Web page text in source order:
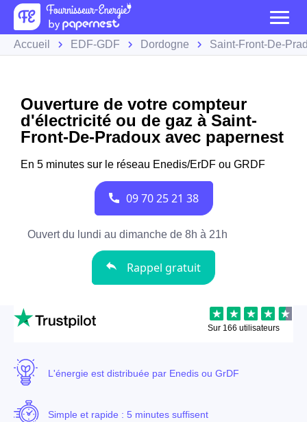
Accueil EDF-GDF Dordogne Saint-Front-De-